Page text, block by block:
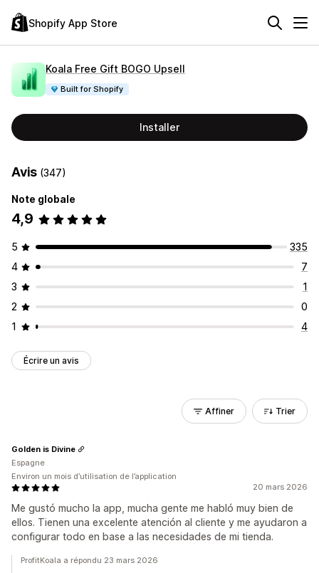
Shopify App Store
Koala Free Gift BOGO Upsell
Built for Shopify
Installer
Avis (347)
Note globale
4,9
5
335
4
7
3
1
2
0
1
4
Écrire un avis
Affiner Trier
20 mars 2026
Me gustó mucho la app, mucha gente me habló muy bien de
ellos. Tienen una excelente atención al cliente y me ayudaron a
configurar todo en base a las necesidades de mi tienda.
Golden is Divine
Espagne
Environ un mois d’utilisation de l’application
ProfitKoala a répondu 23 mars 2026